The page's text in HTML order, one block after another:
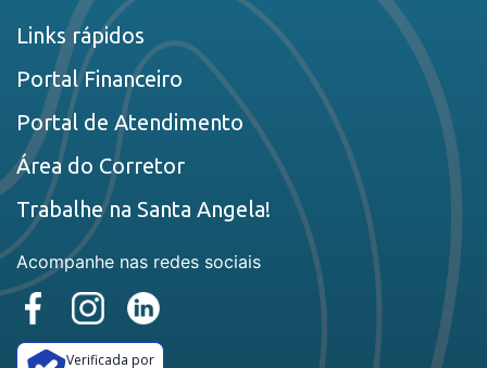
Links rápidos
Portal Financeiro
Portal de Atendimento
Área do Corretor
Trabalhe na Santa Angela!
Acompanhe nas redes sociais
Verificada por